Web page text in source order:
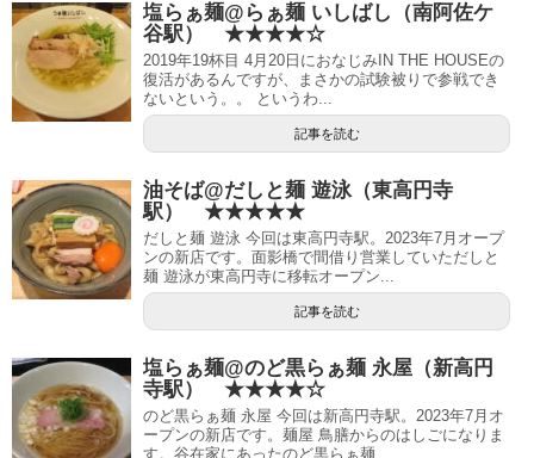
塩らぁ麺@らぁ麺 いしばし（南阿佐ケ
谷駅） ★★★★☆
2019年19杯目 4月20日におなじみIN THE HOUSEの
復活があるんですが、まさかの試験被りで参戦でき
ないという。。 というわ...
記事を読む
油そば@だしと麺 遊泳（東高円寺
駅） ★★★★★
だしと麺 遊泳 今回は東高円寺駅。2023年7月オープ
ンの新店です。面影橋で間借り営業していただしと
麺 遊泳が東高円寺に移転オープン...
記事を読む
塩らぁ麺@のど黒らぁ麺 永屋（新高円
寺駅） ★★★★☆
のど黒らぁ麺 永屋 今回は新高円寺駅。2023年7月オ
ープンの新店です。麺屋 鳥膳からのはしごになりま
す。谷在家にあったのど黒らぁ麺...